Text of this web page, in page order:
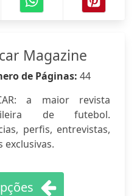
Magazine
de Páginas: 44
a maior revista
de futebol.
perfis, entrevistas,
exclusivas.